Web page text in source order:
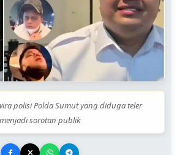
polisi Polda Sumut yang diduga teler
menjadi sorotan publik